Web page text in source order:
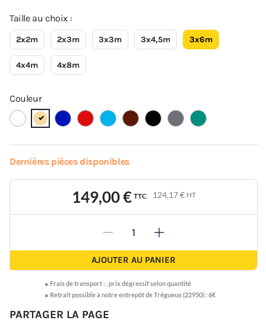
Taille au choix :
2x2m 2x3m 3x3m 3x4,5m 3x6m
4x4m 4x8m
Couleur
Dernières pièces disponibles
149,00 € TTC 124,17 € HT
- +
AJOUTER AU PANIER
● Frais de transport : prix dégressif selon quantité
● Retrait possible à notre entrepôt de Trégueux (22950) : 6€
PARTAGER LA PAGE